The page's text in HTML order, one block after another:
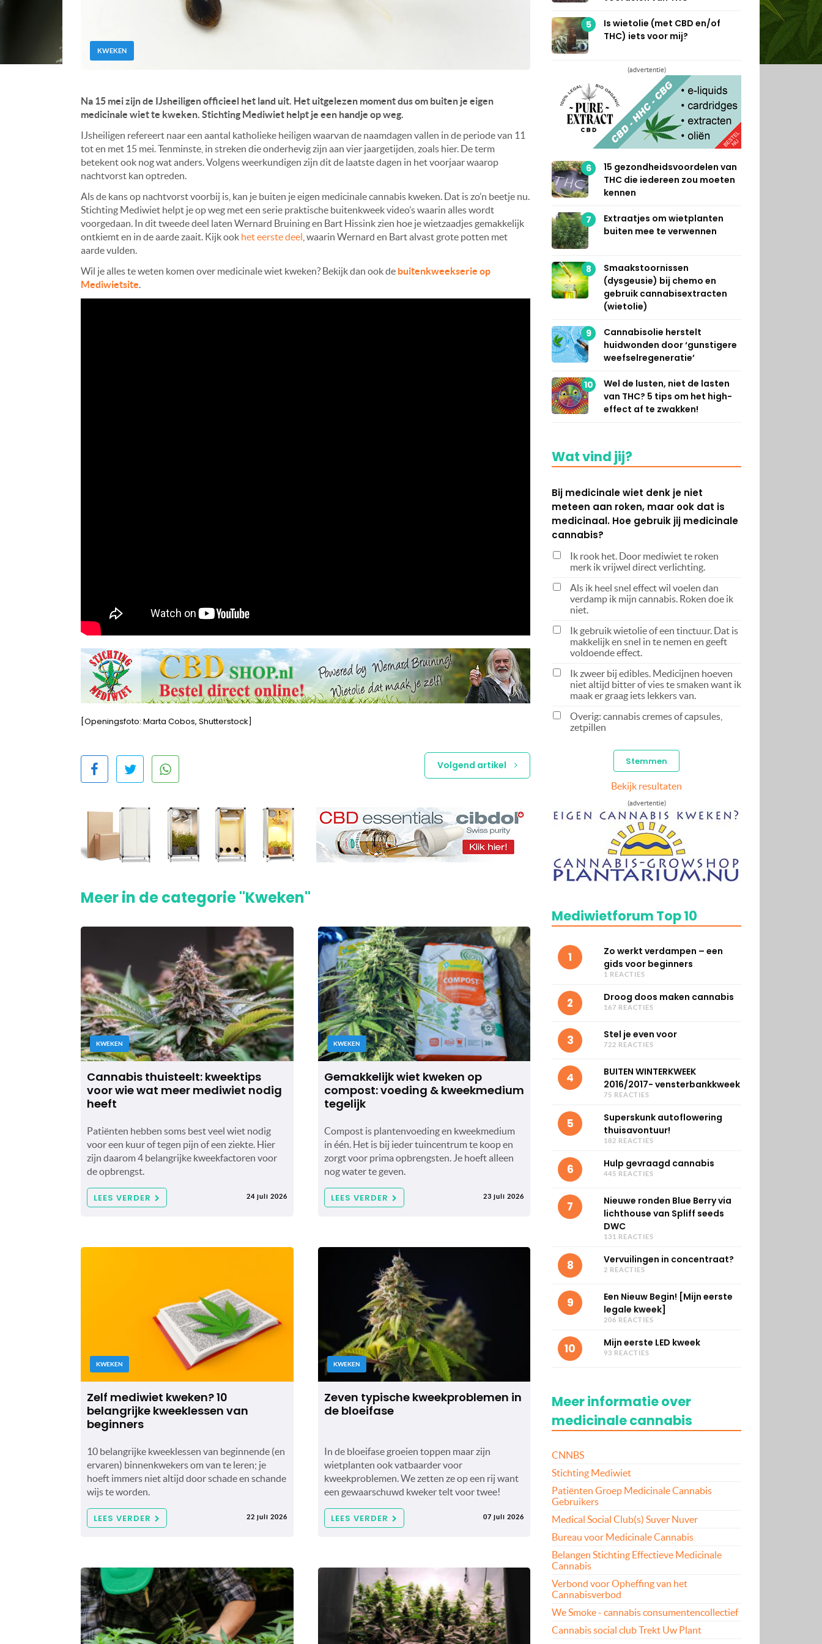
KWEKEN
Na 15 mei zijn de IJsheiligen officieel het land uit. Het uitgelezen moment dus om buiten je eigen
medicinale wiet te kweken. Stichting Mediwiet helpt je een handje op weg.
IJsheiligen refereert naar een aantal katholieke heiligen waarvan de naamdagen vallen in de periode van 11
tot en met 15 mei. Tenminste, in streken die onderhevig zijn aan vier jaargetijden, zoals hier. De term
betekent ook nog wat anders. Volgens weerkundigen zijn dit de laatste dagen in het voorjaar waarop
nachtvorst kan optreden.
Als de kans op nachtvorst voorbij is, kan je buiten je eigen medicinale cannabis kweken. Dat is zo’n beetje nu.
Stichting Mediwiet helpt je op weg met een serie praktische buitenkweek video’s waarin alles wordt
voorgedaan. In dit tweede deel laten Wernard Bruining en Bart Hissink zien hoe je wietzaadjes gemakkelijk
ontkiemt en in de aarde zaait. Kijk ook het eerste deel , waarin Wernard en Bart alvast grote potten met
aarde vulden.
Wil je alles te weten komen over medicinale wiet kweken? Bekijk dan ook de buitenkweekserie op
Mediwietsite.
[Openingsfoto: Marta Cobos, Shutterstock]
Volgend artikel
Meer in de categorie "Kweken"
KWEKEN
Cannabis thuisteelt: kweektips
voor wie wat meer mediwiet nodig
heeft
Patiënten hebben soms best veel wiet nodig
voor een kuur of tegen pijn of een ziekte. Hier
zijn daarom 4 belangrijke kweekfactoren voor
de opbrengst.
LEES VERDER 24 juli 2026
KWEKEN
Gemakkelijk wiet kweken op
compost: voeding & kweekmedium
tegelijk
Compost is plantenvoeding en kweekmedium
in één. Het is bij ieder tuincentrum te koop en
zorgt voor prima opbrengsten. Je hoeft alleen
nog water te geven.
LEES VERDER 23 juli 2026
KWEKEN
Zelf mediwiet kweken? 10
belangrijke kweeklessen van
beginners
10 belangrijke kweeklessen van beginnende (en
ervaren) binnenkwekers om van te leren; je
hoeft immers niet altijd door schade en schande
wijs te worden.
LEES VERDER 22 juli 2026
KWEKEN
Zeven typische kweekproblemen in
de bloeifase
In de bloeifase groeien toppen maar zijn
wietplanten ook vatbaarder voor
kweekproblemen. We zetten ze op een rij want
een gewaarschuwd kweker telt voor twee!
LEES VERDER 07 juli 2026
5
Is wietolie (met CBD en/of
THC) iets voor mij?
(advertentie)
6
15 gezondheidsvoordelen van
THC die iedereen zou moeten
kennen
7
Extraatjes om wietplanten
buiten mee te verwennen
8
Smaakstoornissen
(dysgeusie) bij chemo en
gebruik cannabisextracten
(wietolie)
9
Cannabisolie herstelt
huidwonden door ‘gunstigere
weefselregeneratie’
10
Wel de lusten, niet de lasten
van THC? 5 tips om het high-
effect af te zwakken!
Wat vind jij?
Bij medicinale wiet denk je niet
meteen aan roken, maar ook dat is
medicinaal. Hoe gebruik jij medicinale
cannabis?
Ik rook het. Door mediwiet te roken
merk ik vrijwel direct verlichting.
Als ik heel snel effect wil voelen dan
verdamp ik mijn cannabis. Roken doe ik
niet.
Ik gebruik wietolie of een tinctuur. Dat is
makkelijk en snel in te nemen en geeft
voldoende effect.
Ik zweer bij edibles. Medicijnen hoeven
niet altijd bitter of vies te smaken want ik
maak er graag iets lekkers van.
Overig: cannabis cremes of capsules,
zetpillen
Bekijk resultaten
(advertentie)
Mediwietforum Top 10
1
Zo werkt verdampen – een
gids voor beginners
1 REACTIES
2 Droog doos maken cannabis
167 REACTIES
3 Stel je even voor
722 REACTIES
4
BUITEN WINTERKWEEK
2016/2017- vensterbankkweek
75 REACTIES
5
Superskunk autoflowering
thuisavontuur!
182 REACTIES
6 Hulp gevraagd cannabis
445 REACTIES
7
Nieuwe ronden Blue Berry via
lichthouse van Spliff seeds
DWC
131 REACTIES
8 Vervuilingen in concentraat?
2 REACTIES
9
Een Nieuw Begin! [Mijn eerste
legale kweek]
206 REACTIES
10 Mijn eerste LED kweek
93 REACTIES
Meer informatie over
medicinale cannabis
CNNBS
Stichting Mediwiet
Patiënten Groep Medicinale Cannabis
Gebruikers
Medical Social Club(s) Suver Nuver
Bureau voor Medicinale Cannabis
Belangen Stichting Effectieve Medicinale
Cannabis
Verbond voor Opheffing van het
Cannabisverbod
We Smoke - cannabis consumentencollectief
Cannabis social club Trekt Uw Plant